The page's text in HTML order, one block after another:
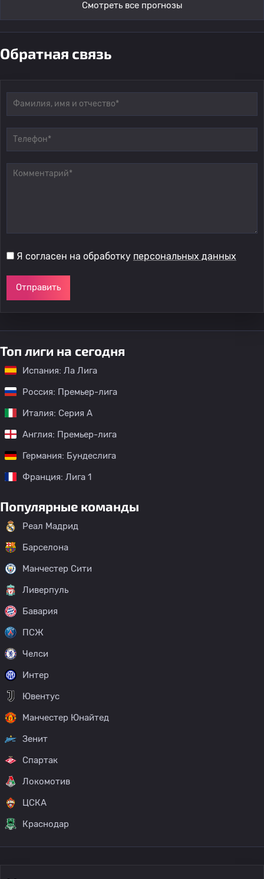
Смотреть все прогнозы
Обратная связь
Я согласен на обработку персональных данных
Отправить
Топ лиги на сегодня
Испания: Ла Лига
Россия: Премьер-лига
Италия: Серия А
Англия: Премьер-лига
Германия: Бундеслига
Франция: Лига 1
Популярные команды
Реал Мадрид
Барселона
Манчестер Сити
Ливерпуль
Бавария
ПСЖ
Челси
Интер
Ювентус
Манчестер Юнайтед
Зенит
Спартак
Локомотив
ЦСКА
Краснодар